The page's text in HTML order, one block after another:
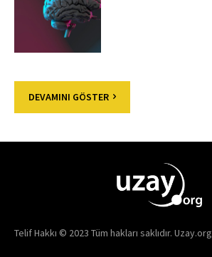
DEVAMINI GÖSTER
Telif Hakkı © 2023 Tüm hakları saklıdır. Uzay.org